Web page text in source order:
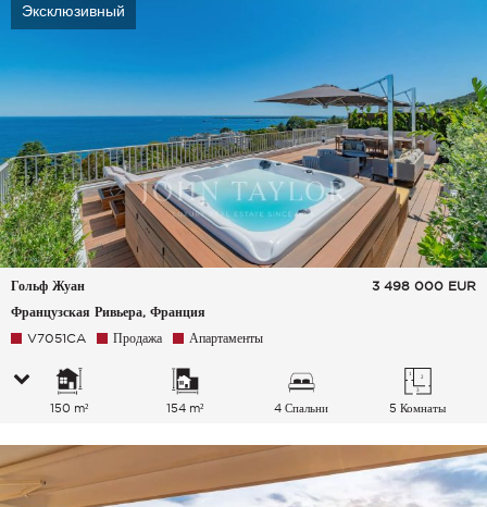
Эксклюзивный
Гольф Жуан
Французская Ривьера, Франция
3 498 000 EUR
V7051CA Продажа Апартаменты
150 m² 154 m² 4 Спальни 5 Комнаты